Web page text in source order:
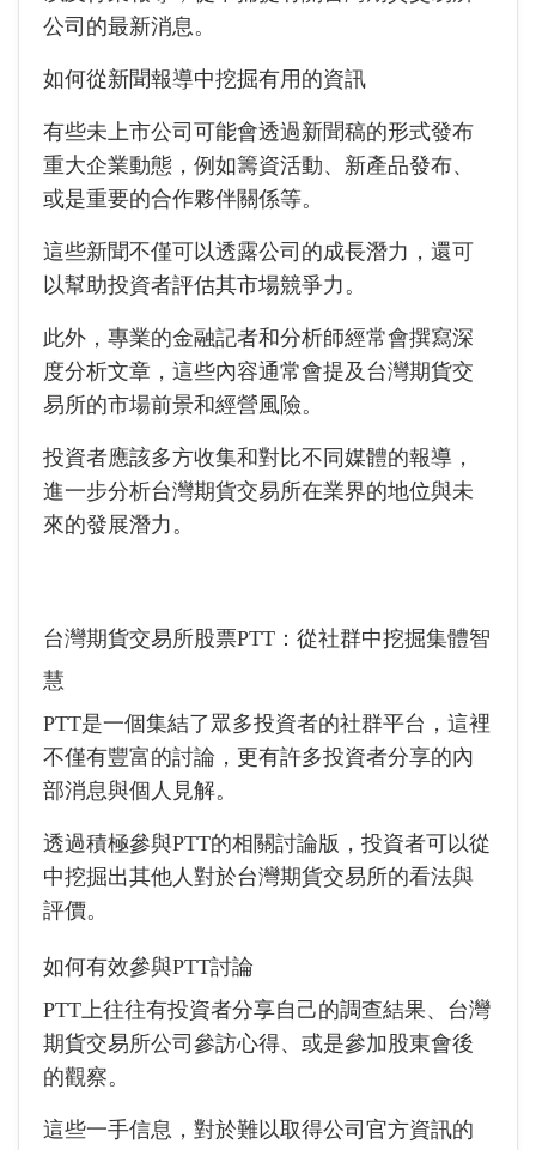
公司的最新消息。
如何從新聞報導中挖掘有用的資訊
有些未上市公司可能會透過新聞稿的形式發布
重大企業動態，例如籌資活動、新產品發布、
或是重要的合作夥伴關係等。
這些新聞不僅可以透露公司的成長潛力，還可
以幫助投資者評估其市場競爭力。
此外，專業的金融記者和分析師經常會撰寫深
度分析文章，這些內容通常會提及台灣期貨交
易所的市場前景和經營風險。
投資者應該多方收集和對比不同媒體的報導，
進一步分析台灣期貨交易所在業界的地位與未
來的發展潛力。
台灣期貨交易所股票PTT：從社群中挖掘集體智
慧
PTT是一個集結了眾多投資者的社群平台，這裡
不僅有豐富的討論，更有許多投資者分享的內
部消息與個人見解。
透過積極參與PTT的相關討論版，投資者可以從
中挖掘出其他人對於台灣期貨交易所的看法與
評價。
如何有效參與PTT討論
PTT上往往有投資者分享自己的調查結果、台灣
期貨交易所公司參訪心得、或是參加股東會後
的觀察。
這些一手信息，對於難以取得公司官方資訊的